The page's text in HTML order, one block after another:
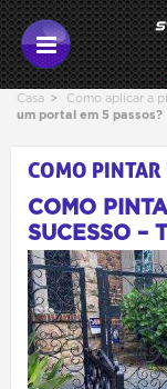
Casa > Como aplicar a
um portal em 5 passos?
COMO PINTAR
COMO
SUCESSO –